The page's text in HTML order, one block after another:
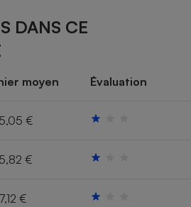
DANS CE
moyen Évaluation
€
€
€